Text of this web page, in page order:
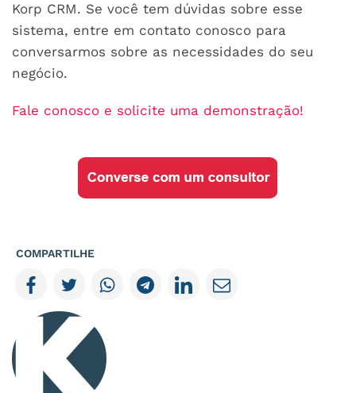
Korp CRM. Se você tem dúvidas sobre esse
sistema, entre em contato conosco para
conversarmos sobre as necessidades do seu
negócio.
Fale conosco e solicite uma demonstração!
COMPARTILHE